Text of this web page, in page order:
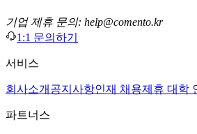
기업 제휴 문의: help@comento.kr
1:1 문의하기
서비스
회사소개 공지사항인재 채용제휴 대학
파트너스